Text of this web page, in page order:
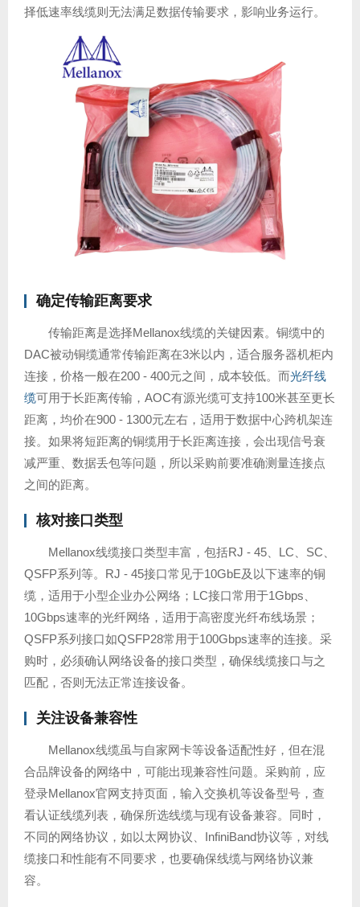
择低速率线缆则无法满足数据传输要求，影响业务运行。
确定传输距离要求
传输距离是选择Mellanox线缆的关键因素。铜缆中的
DAC被动铜缆通常传输距离在3米以内，适合服务器机柜内
连接，价格一般在200 - 400元之间，成本较低。而光纤线
缆可用于长距离传输，AOC有源光缆可支持100米甚至更长
距离，均价在900 - 1300元左右，适用于数据中心跨机架连
接。如果将短距离的铜缆用于长距离连接，会出现信号衰
减严重、数据丢包等问题，所以采购前要准确测量连接点
之间的距离。
核对接口类型
Mellanox线缆接口类型丰富，包括RJ - 45、LC、SC、
QSFP系列等。RJ - 45接口常见于10GbE及以下速率的铜
缆，适用于小型企业办公网络；LC接口常用于1Gbps、
10Gbps速率的光纤网络，适用于高密度光纤布线场景；
QSFP系列接口如QSFP28常用于100Gbps速率的连接。采
购时，必须确认网络设备的接口类型，确保线缆接口与之
匹配，否则无法正常连接设备。
关注设备兼容性
Mellanox线缆虽与自家网卡等设备适配性好，但在混
合品牌设备的网络中，可能出现兼容性问题。采购前，应
登录Mellanox官网支持页面，输入交换机等设备型号，查
看认证线缆列表，确保所选线缆与现有设备兼容。同时，
不同的网络协议，如以太网协议、InfiniBand协议等，对线
缆接口和性能有不同要求，也要确保线缆与网络协议兼
容。